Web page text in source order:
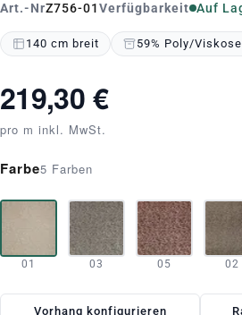
Art.-NrZ756-01Verfügbarkeit Auf
140 cm breit 59% Poly/
219,30 €
pro m inkl. MwSt.
Farbe5 Farben
01 03 05 02
Vorhang konfigurieren